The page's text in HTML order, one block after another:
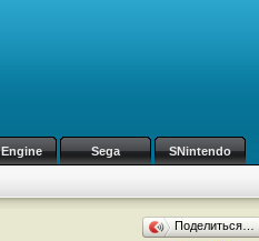
Sega SNintendo
Поделиться…